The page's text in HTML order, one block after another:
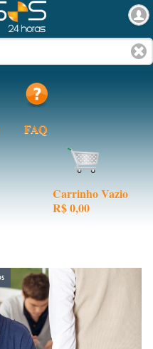
FAQ
Carrinho Vazio
R$ 0,00